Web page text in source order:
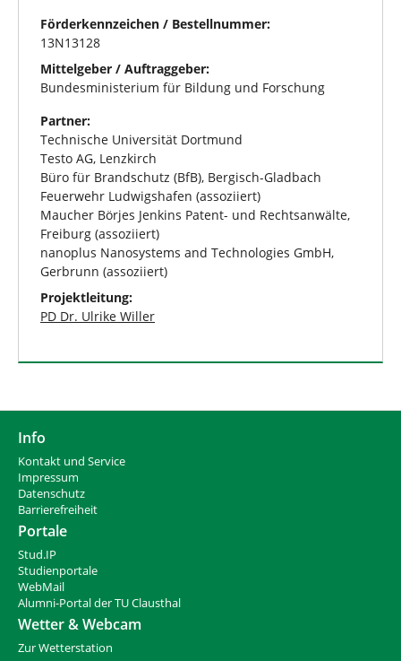
Förderkennzeichen / Bestellnummer:
13N13128
Mittelgeber / Auftraggeber:
Bundesministerium für Bildung und Forschung
Partner:
Technische Universität Dortmund
Testo AG, Lenzkirch
Büro für Brandschutz (BfB), Bergisch-Gladbach
Feuerwehr Ludwigshafen (assoziiert)
Maucher Börjes Jenkins Patent- und Rechtsanwälte,
Freiburg (assoziiert)
nanoplus Nanosystems and Technologies GmbH,
Gerbrunn (assoziiert)
Projektleitung:
PD Dr. Ulrike Willer
Info
Kontakt und Service
Impressum
Datenschutz
Barrierefreiheit
Portale
Stud.IP
Studienportale
WebMail
Alumni-Portal der TU Clausthal
Wetter & Webcam
Zur Wetterstation